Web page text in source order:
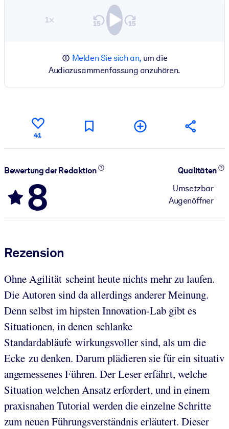
1×
Melden Sie sich an,um die
Audiozusammenfassung anzuhören.
41
Bewertung der Redaktion
8
Qualitäten
Umsetzbar
Augenöffner
Rezension
Ohne Agilität scheint heute nichts mehr zu laufen.
Die Autoren sind da allerdings anderer Meinung.
Denn selbst im hipsten Innovation-Lab gibt es
Situationen, in denen schlanke
Standardabläufe wirkungsvoller sind, als um die
Ecke zu denken. Darum plädieren sie für ein situativ
angemessenes Führen. Der Leser erfährt, welche
Situation welchen Ansatz erfordert, und in einem
praxisnahen Tutorial werden die einzelne Schritte
zum neuen Führungsverständnis erläutert. Dieser